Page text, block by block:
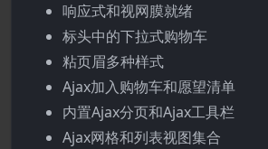
响应式和视网膜就绪
标头中的下拉式购物车
粘页眉多种样式
Ajax加入购物车和愿望清单
内置Ajax分页和Ajax工具栏
Ajax网格和列表视图集合